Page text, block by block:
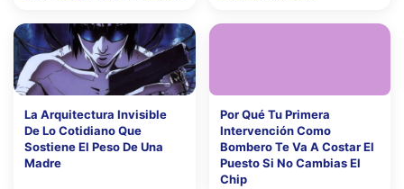
La Arquitectura Invisible
De Lo Cotidiano Que
Sostiene El Peso De Una
Madre
Por Qué Tu Primera
Intervención Como
Bombero Te Va A Costar El
Puesto Si No Cambias El
Chip